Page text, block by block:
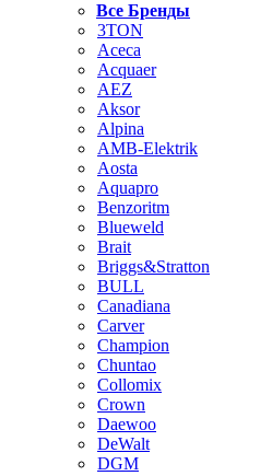
Все Бренды
3TON
Aceca
Acquaer
AEZ
Aksor
Alpina
AMB-Elektrik
Aosta
Aquapro
Benzoritm
Blueweld
Brait
Briggs&Stratton
BULL
Canadiana
Carver
Champion
Chuntao
Collomix
Crown
Daewoo
DeWalt
DGM